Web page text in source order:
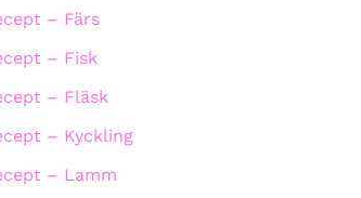
– Färs
– Fisk
– Fläsk
– Kyckling
– Lamm